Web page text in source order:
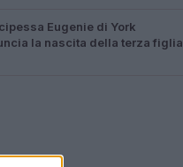
Eugenie di York
la nascita della terza figlia